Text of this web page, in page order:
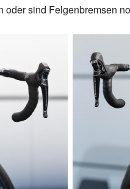
sind Felgenbremsen